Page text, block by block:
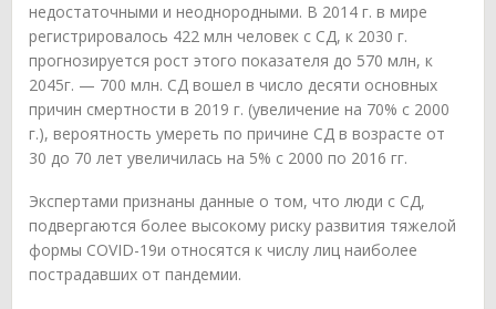
недостаточными и неоднородными. В 2014 г. в мире
регистрировалось 422 млн человек с СД, к 2030 г.
прогнозируется рост этого показателя до 570 млн, к
2045г. — 700 млн. СД вошел в число десяти основных
причин смертности в 2019 г. (увеличение на 70% с 2000
г.), вероятность умереть по причине СД в возрасте от
30 до 70 лет увеличилась на 5% с 2000 по 2016 гг.
Экспертами признаны данные о том, что люди с СД,
подвергаются более высокому риску развития тяжелой
формы COVID-19и относятся к числу лиц наиболее
пострадавших от пандемии.